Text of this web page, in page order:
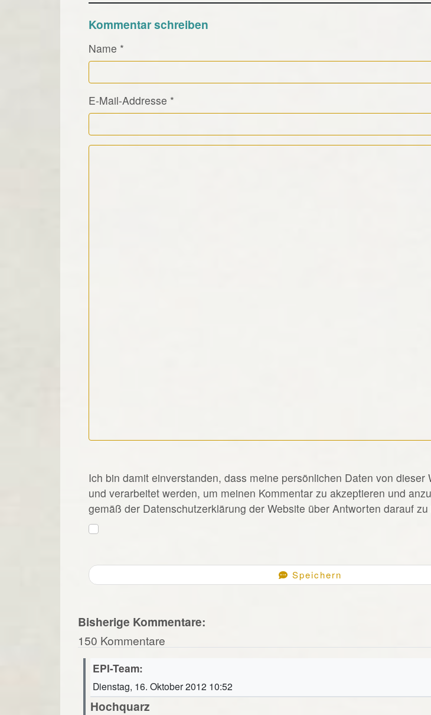
Kommentar schreiben
Name *
E-Mail-Addresse *
Kommentar Text
Ich bin damit einverstanden, dass meine persönlichen Daten von dieser
und verarbeitet werden, um meinen Kommentar zu akzeptieren und
gemäß der Datenschutzerklärung der Website über Antworten darauf
Speichern
Bisherige Kommentare:
150 Kommentare
EPI-Team:
Dienstag, 16. Oktober 2012 10:52
Hochquarz